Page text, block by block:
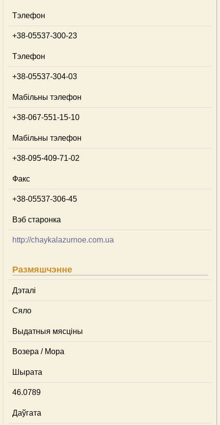
Тэлефон
+38-05537-300-23
Тэлефон
+38-05537-304-03
Мабільны тэлефон
+38-067-551-15-10
Мабільны тэлефон
+38-095-409-71-02
Факс
+38-05537-306-45
Вэб старонка
http://chaykalazurnoe.com.ua
Размяшчэнне
Дэталі
Сяло
Выдатныя мясціны
Возера / Мора
Шырата
46.0789
Даўгата